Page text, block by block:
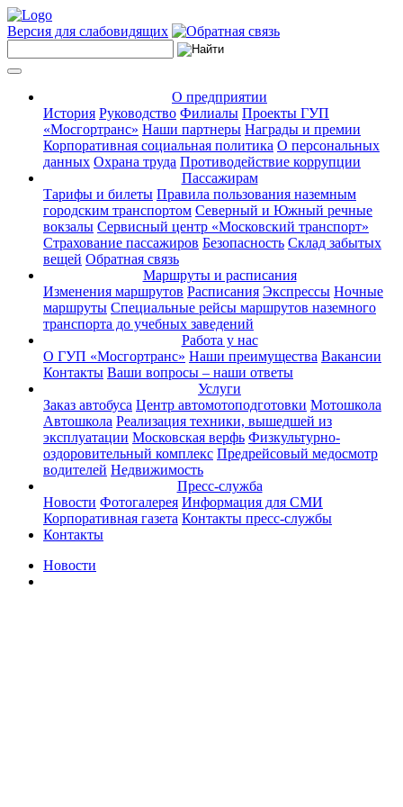
Версия для слабовидящих
О предприятии
История Руководство Филиалы Проекты ГУП
«Мосгортранс» Наши партнеры Награды и премии
Корпоративная социальная политика О персональных
данных Охрана труда Противодействие коррупции
Пассажирам
Тарифы и билеты Правила пользования наземным
городским транспортом Северный и Южный речные
вокзалы Сервисный центр «Московский транспорт»
Страхование пассажиров Безопасность Склад забытых
вещей Обратная связь
Маршруты и расписания
Изменения маршрутов Расписания Экспрессы Ночные
маршруты Специальные рейсы маршрутов наземного
транспорта до учебных заведений
Работа у нас
О ГУП «Мосгортранс» Наши преимущества Вакансии
Контакты Ваши вопросы – наши ответы
Услуги
Заказ автобуса Центр автомотоподготовки Мотошкола
Автошкола Реализация техники, вышедшей из
эксплуатации Московская верфь Физкультурно-
оздоровительный комплекс Предрейсовый медосмотр
водителей Недвижимость
Пресс-служба
Новости Фотогалерея Информация для СМИ
Корпоративная газета Контакты пресс-службы
Контакты
Новости